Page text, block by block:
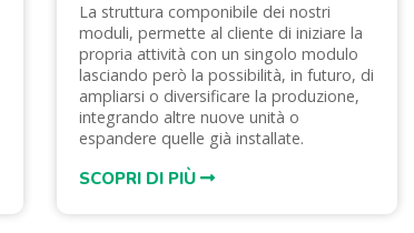
La struttura componibile dei nostri
moduli, permette al cliente di iniziare la
propria attività con un singolo modulo
lasciando però la possibilità, in futuro, di
ampliarsi o diversificare la produzione,
integrando altre nuove unità o
espandere quelle già installate.
SCOPRI DI PIÙ